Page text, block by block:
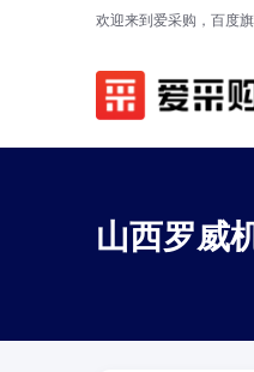
欢迎来到爱采购，百度
山西罗威